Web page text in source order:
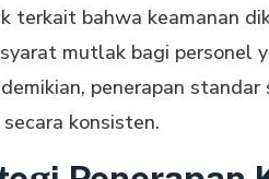
terkait bahwa keamanan
mutlak bagi personel
penerapan
konsisten.